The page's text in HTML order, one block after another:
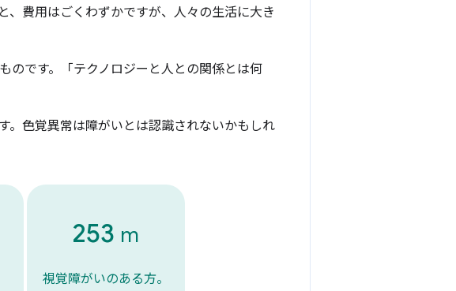
、費用はごくわずかですが、人々の生活に大き
のです。「テクノロジーと人との関係とは何
。色覚異常は障がいとは認識されないかもしれ
253 m
視覚障がいのある方。